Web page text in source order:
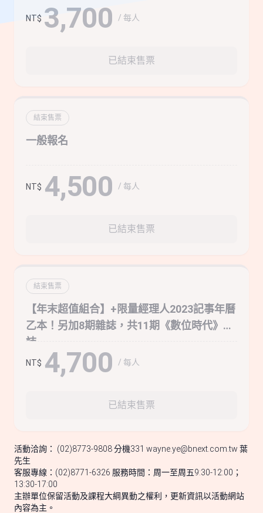
NT$ 3,700 / 每人
已結束售票
結束售票
一般報名
NT$ 4,500 / 每人
已結束售票
結束售票
【年末超值組合】+限量經理人2023記事年曆
乙本！另加8期雜誌，共11期《數位時代》雜
誌
NT$ 4,700 / 每人
已結束售票
活動洽詢： (02)8773-9808 分機331 wayne.ye@bnext.com.tw 葉
先生
客服專線：(02)8771-6326 服務時間：周一至周五9:30-12:00；
13:30-17:00
主辦單位保留活動及課程大綱異動之權利，更新資訊以活動網站
內容為主。